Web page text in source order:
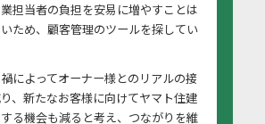
担当者の負担を安易に増やすことは
ため、顧客管理のツールを探してい
によってオーナー様とのリアルの接
、新たなお客様に向けてヤマト住建
る機会も減ると考え、つながりを維